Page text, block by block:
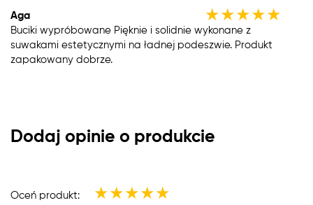
Aga ★★★★★
Buciki wypróbowane Pięknie i solidnie wykonane z
suwakami estetycznymi na ładnej podeszwie. Produkt
zapakowany dobrze.
Dodaj opinie o produkcie
Oceń produkt: ★★★★★